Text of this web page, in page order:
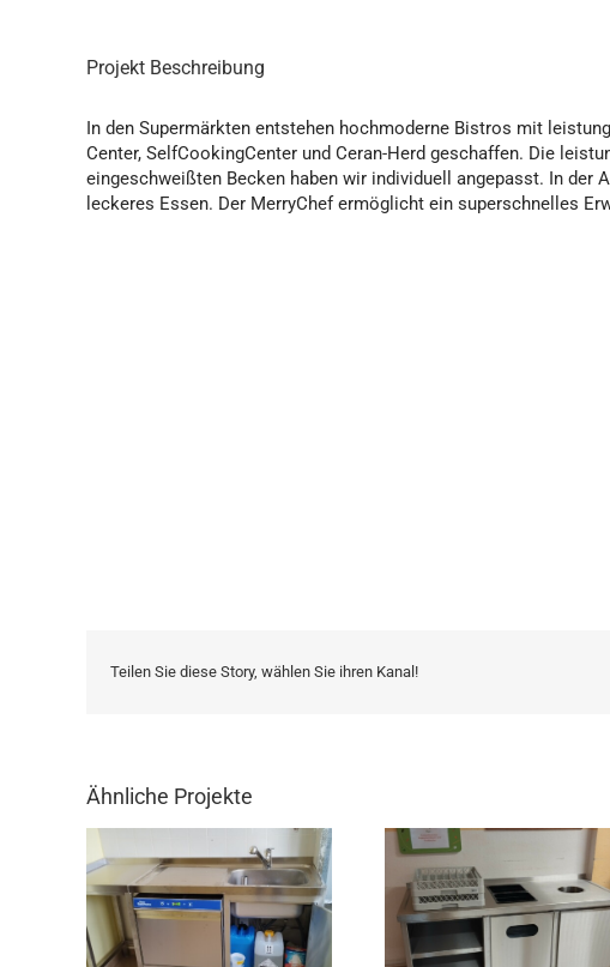
Projekt Beschreibung
In den Supermärkten entstehen hochmoderne Bistros mit
Center, SelfCookingCenter und Ceran-Herd geschaffen. Die
eingeschweißten Becken haben wir individuell angepasst. In der
leckeres Essen. Der MerryChef ermöglicht ein superschnelles
Teilen Sie diese Story, wählen Sie ihren Kanal!
Ähnliche Projekte